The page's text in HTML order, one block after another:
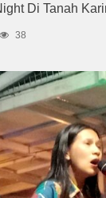
Di Tanah
38